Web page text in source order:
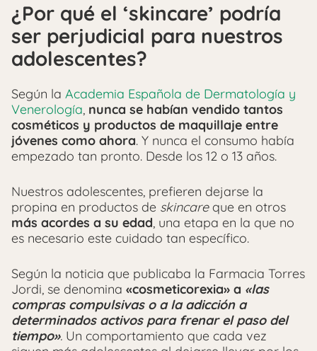
¿Por qué el ‘skincare’ podría
ser perjudicial para nuestros
adolescentes?
Según la Academia Española de Dermatología y
Venerología, nunca se habían vendido tantos
cosméticos y productos de maquillaje entre
jóvenes como ahora. Y nunca el consumo había
empezado tan pronto. Desde los 12 o 13 años.
Nuestros adolescentes, prefieren dejarse la
propina en productos de skincareque en otros
más acordes a su edad, una etapa en la que no
es necesario este cuidado tan específico.
Según la noticia que publicaba la Farmacia Torres
Jordi, se denomina «cosmeticorexia» a «las
compras compulsivas o a la adicción a
determinados activos para frenar el paso del
tiempo». Un comportamiento que cada vez